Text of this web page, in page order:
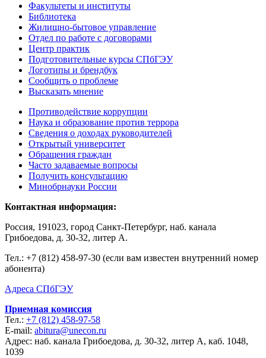
Факультеты и институты
Библиотека
Жилищно-бытовое управление
Отдел по работе с договорами
Центр практик
Подготовительные курсы СПбГЭУ
Логотипы и брендбук
Сообщить о проблеме
Высказать мнение
Противодействие коррупции
Наука и образование против террора
Сведения о доходах руководителей
Открытый университет
Обращения граждан
Часто задаваемые вопросы
Получить консультацию
Минобрнауки России
Контактная информация:
Россия, 191023, город Санкт-Петербург, наб. канала
Грибоедова, д. 30-32, литер А.
Тел.: +7 (812) 458-97-30 (если вам известен внутренний номер
абонента)
Адреса СПбГЭУ
Приемная комиссия
Тел.: +7 (812) 458-97-58
E-mail: abitura@unecon.ru
Адрес: наб. канала Грибоедова, д. 30-32, литер А, каб. 1048,
1039